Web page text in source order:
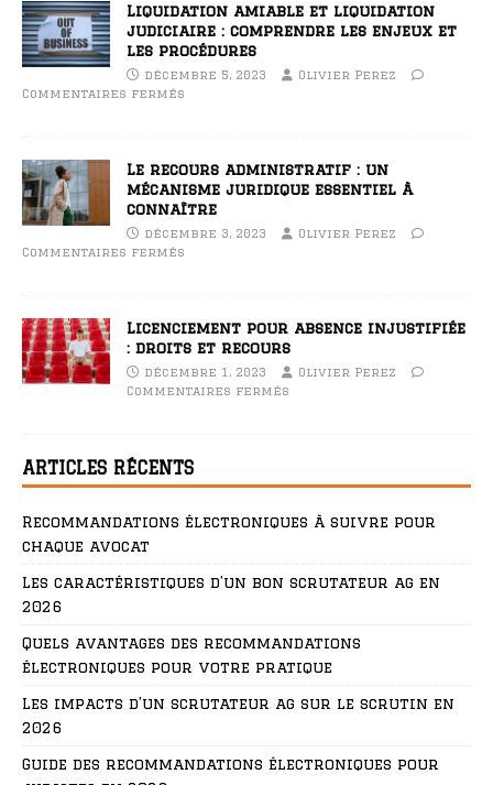
Liquidation amiable et liquidation
judiciaire : comprendre les enjeux et
les procédures
décembre 5, 2023
Olivier Perez
Commentaires fermés
Le recours administratif : un
mécanisme juridique essentiel à
connaître
décembre 3, 2023
Olivier Perez
Commentaires fermés
Licenciement pour absence injustifiée
: droits et recours
décembre 1, 2023
Olivier Perez
Commentaires fermés
ARTICLES RÉCENTS
Recommandations électroniques à suivre pour
chaque avocat
Les caractéristiques d’un bon scrutateur ag en
2026
Quels avantages des recommandations
électroniques pour votre pratique
Les impacts d’un scrutateur ag sur le scrutin en
2026
Guide des recommandations électroniques pour